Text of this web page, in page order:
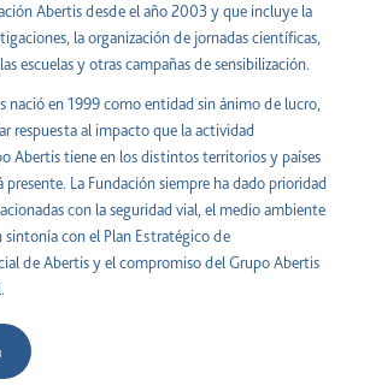
Abertis desde el año 2003 y que incluye la
la organización de jornadas científicas,
escuelas y otras campañas de sensibilización.
nació en 1999 como entidad sin ánimo de lucro,
respuesta al impacto que la actividad
Abertis tiene en los distintos territorios y países
La Fundación siempre ha dado prioridad
con la seguridad vial, el medio ambiente
sintonía con el Plan Estratégico de
de Abertis y el compromiso del Grupo Abertis